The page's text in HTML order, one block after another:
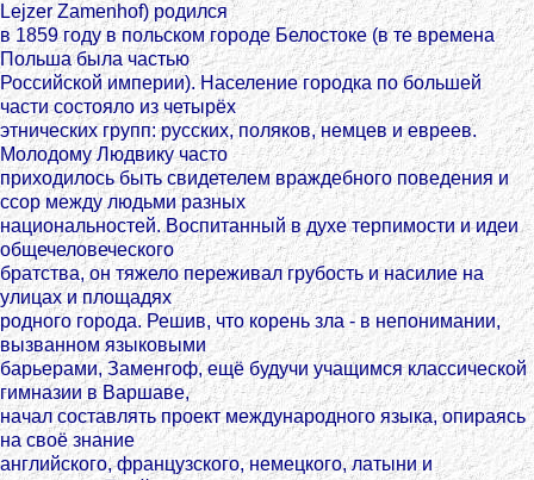
Lejzer Zamenhof) родился
в 1859 году в польском городе Белостоке (в те времена
Польша была частью
Российской империи). Население городка по большей
части состояло из четырёх
этнических групп: русских, поляков, немцев и евреев.
Молодому Людвику часто
приходилось быть свидетелем враждебного поведения и
ссор между людьми разных
национальностей. Воспитанный в духе терпимости и идеи
общечеловеческого
братства, он тяжело переживал грубость и насилие на
улицах и площадях
родного города. Решив, что корень зла - в непонимании,
вызванном языковыми
барьерами, Заменгоф, ещё будучи учащимся классической
гимназии в Варшаве,
начал составлять проект международного языка, опираясь
на своё знание
английского, французского, немецкого, латыни и